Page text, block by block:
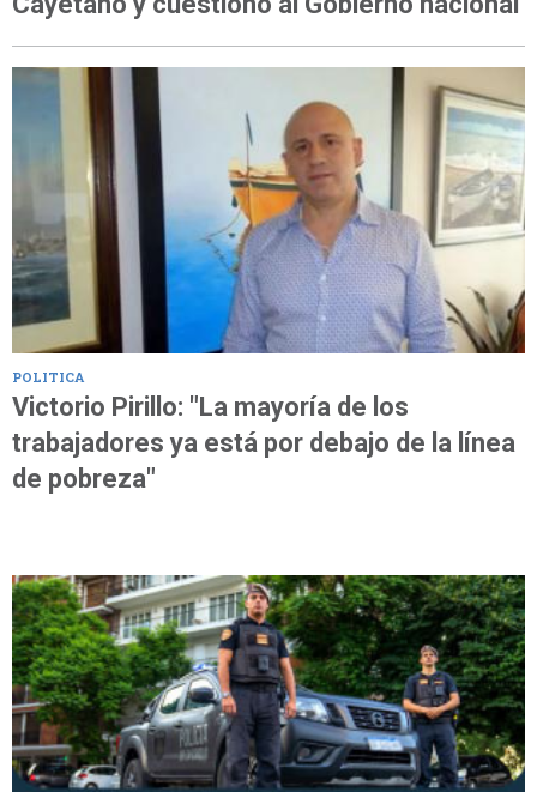
POLITICA
Victorio Pirillo: "La mayoría de los
trabajadores ya está por debajo de la línea
de pobreza"